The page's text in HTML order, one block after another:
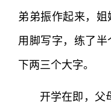
弟弟振作起来，
用脚写字，练了
下两三个大字。
开学在即，父